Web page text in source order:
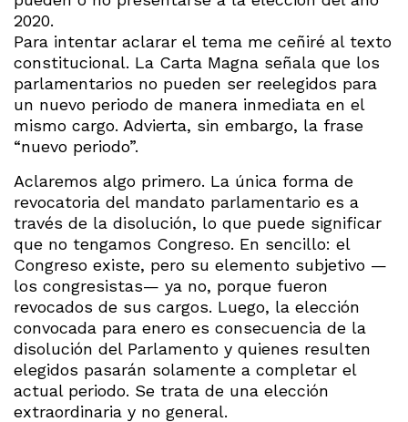
2020.
Para intentar aclarar el tema me ceñiré al texto
constitucional. La Carta Magna señala que los
parlamentarios no pueden ser reelegidos para
un nuevo periodo de manera inmediata en el
mismo cargo. Advierta, sin embargo, la frase
“nuevo periodo”.
Aclaremos algo primero. La única forma de
revocatoria del mandato parlamentario es a
través de la disolución, lo que puede significar
que no tengamos Congreso. En sencillo: el
Congreso existe, pero su elemento subjetivo —
los congresistas— ya no, porque fueron
revocados de sus cargos. Luego, la elección
convocada para enero es consecuencia de la
disolución del Parlamento y quienes resulten
elegidos pasarán solamente a completar el
actual periodo. Se trata de una elección
extraordinaria y no general.